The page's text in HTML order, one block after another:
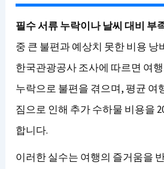
필수 서류 누락이나 날씨 대비 부
중 큰 불편과 예상치 못한 비용 낭
한국관광공사 조사에 따르면 여
누락으로 불편을 겪으며, 평균 여
짐으로 인해 추가 수하물 비용을
합니다.
이러한 실수는 여행의 즐거움을